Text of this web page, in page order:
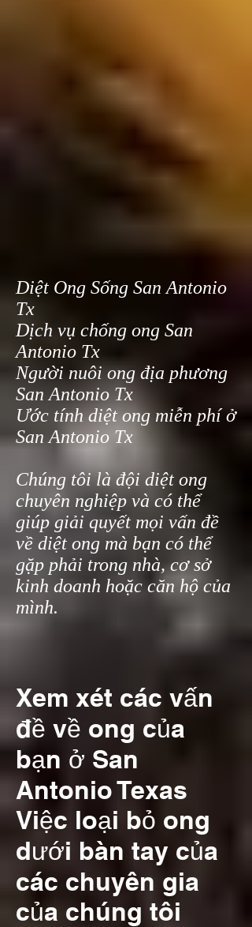
Diệt Ong Sống San Antonio
Tx
Dịch vụ chống ong San
Antonio Tx
Người nuôi ong địa phương
San Antonio Tx
Ước tính diệt ong miễn phí ở
San Antonio Tx
Chúng tôi là đội diệt ong
chuyên nghiệp và có thể
giúp giải quyết mọi vấn đề
về diệt ong mà bạn có thể
gặp phải trong nhà, cơ sở
kinh doanh hoặc căn hộ của
mình.
Xem xét các vấn
đề về ong của
bạn ở San
Antonio Texas
Việc loại bỏ ong
dưới bàn tay của
các chuyên gia
của chúng tôi